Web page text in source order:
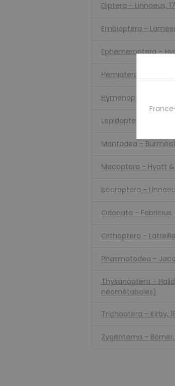
Diptera - Linnaeus,
Embioptera -
Ephemeroptera -
Hemiptera -
Hymenoptera -
Lepidoptera -
Mantodea -
Mecoptera - Hyatt
Neuroptera -
Odonata -
Orthoptera -
Phasmatodea -
Thysanoptera -
néométaboles)
Trichoptera - Kirby,
Zygentoma -